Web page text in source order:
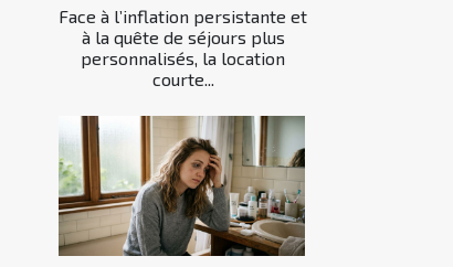
Face à l’inflation persistante et
à la quête de séjours plus
personnalisés, la location
courte...